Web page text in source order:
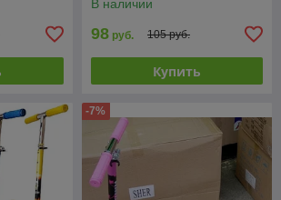
колеса 200 мм
В наличии
98 руб. 105 руб.
Купить
-7%